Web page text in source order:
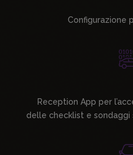
Configurazione
Reception App per
delle checklist e